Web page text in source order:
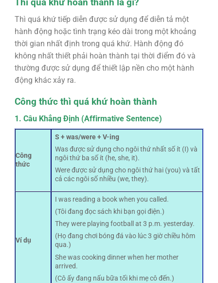
Thì quá khứ tiếp diễn được sử dụng để diễn tả một
hành động hoặc tình trạng kéo dài trong một khoảng
thời gian nhất định trong quá khứ. Hành động đó
không nhất thiết phải hoàn thành tại thời điểm đó và
thường được sử dụng để thiết lập nền cho một hành
động khác xảy ra.
Công thức thì quá khứ hoàn thành
1. Câu Khẳng Định (Affirmative Sentence)
Công
thức
S + was/were + V-ing
Was được sử dụng cho ngôi thứ nhất số ít (I) và
ngôi thứ ba số ít (he, she, it).
Were được sử dụng cho ngôi thứ hai (you) và tất
cả các ngôi số nhiều (we, they).
Ví dụ
I was reading a book when you called.
(Tôi đang đọc sách khi bạn gọi điện.)
They were playing football at 3 p.m. yesterday.
(Họ đang chơi bóng đá vào lúc 3 giờ chiều hôm
qua.)
She was cooking dinner when her mother
arrived.
(Cô ấy đang nấu bữa tối khi mẹ cô đến.)